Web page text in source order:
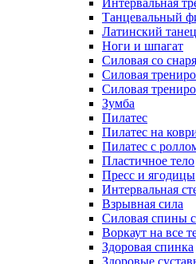
Интервальная
Танцевальный
Латинский танец
Ноги и шпагат
Силовая со
Силовая
Силовая
Зумба
Пилатес
Пилатес на
Пилатес с
Пластичное тело
Пресс и ягодицы
Интервальная
Взрывная сила
Силовая спины
Воркаут на все
Здоровая спинка